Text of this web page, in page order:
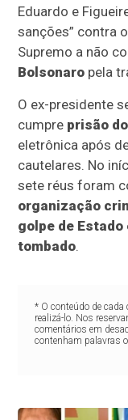
Eduardo e
sanções” contra
Supremo a não
Bolsonaro pela
O ex-presidente
cumpre prisão
eletrônica após
cautelares. No
sete réus foram
organização
golpe de Estado
tombado.
* O conteúdo de cada
realizá-lo. Nos
comentários em
contenham palavras